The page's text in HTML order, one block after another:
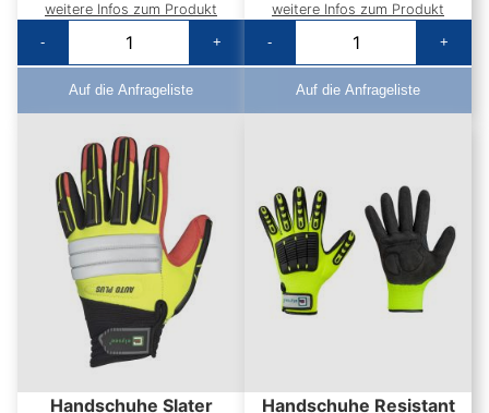
weitere Infos zum Produkt
-
+
Auf die Anfrageliste
weitere Infos zum Produkt
-
+
Auf die Anfrageliste
Handschuhe Slater Handschuhe Resistant